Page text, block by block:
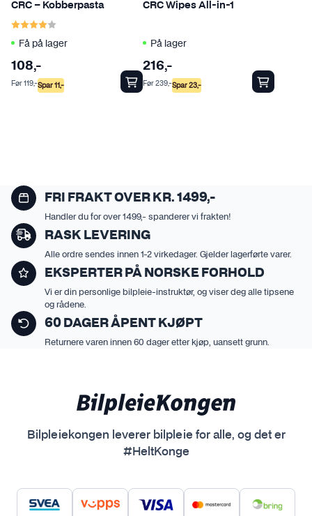
CRC – Kobberpasta
Karakter:
Få på lager
108,-
Spar11,-
Før119,-
CRC Wipes All-in-1
På lager
216,-
Spar23,-
Før239,-
FRI FRAKT OVER KR. 1499,-
Handler du for over 1499,- spanderer vi frakten!
RASK LEVERING
Alle ordre sendes innen 1-2 virkedager. Gjelder lagerførte varer.
EKSPERTER PÅ NORSKE FORHOLD
Vi er din personlige bilpleie-instruktør, og viser deg alle tipsene
og rådene.
60 DAGER ÅPENT KJØPT
Returnere varen innen 60 dager etter kjøp, uansett grunn.
Bilpleiekongen leverer bilpleie for alle, og det er
#HeltKonge